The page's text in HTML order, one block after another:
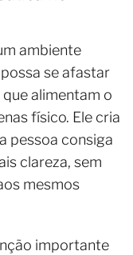
ambiente
se afastar
alimentam o
físico. Ele cria
pessoa consiga
clareza, sem
mesmos
importante